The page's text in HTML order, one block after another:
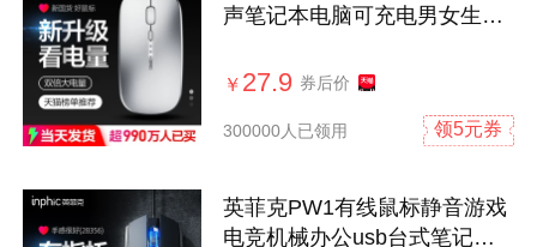
声笔记本电脑可充电男女生适
￥ 27.9 券后价
300000人已领用 领5元券
英菲克PW1有线鼠标静音游戏
电竞机械办公usb台式笔记本